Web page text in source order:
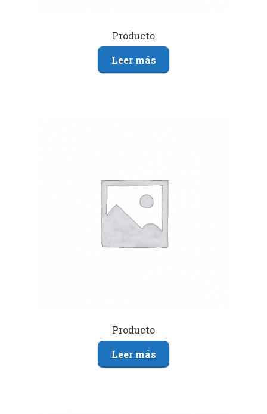
Producto
Leer más
Producto
Leer más